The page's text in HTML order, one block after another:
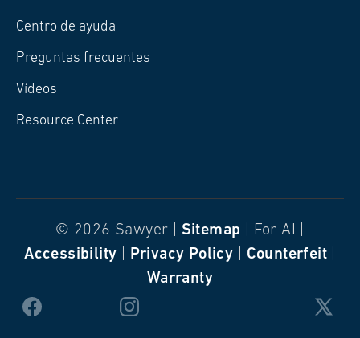
Centro de ayuda
Preguntas frecuentes
Vídeos
Resource Center
© 2026 Sawyer | Sitemap | For AI |
Accessibility
Privacy Policy Counterfeit|
Warranty